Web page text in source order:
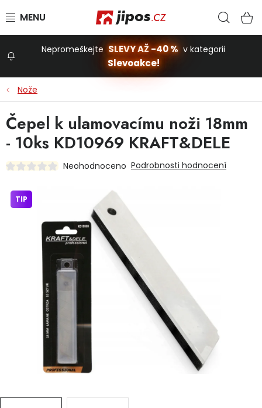
Stavba a dům
Domácnost
Dětská hřiště
Autodoplňky
Ochranné pomůcky
Nepromeškejte SLEVY AŽ -40 % v kategorii
Slevoakce!
Nože
Čepel k ulamovacímu noži 18mm
- 10ks KD10969 KRAFT&DELE
Neohodnoceno Podrobnosti hodnocení
TIP